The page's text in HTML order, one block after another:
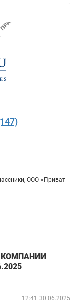
ООО «Приват
КОМПАНИИ
12:41 30.06.2025